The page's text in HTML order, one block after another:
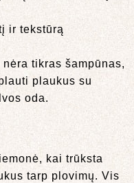
ir tekstūrą
tikras šampūnas,
plaukus su
oda.
kai trūksta
tarp plovimų. Vis